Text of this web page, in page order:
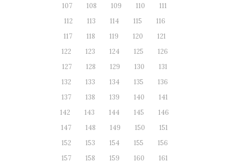
107
108 109 110
111
112
113 114 115
116
117
118 119 120
121
122
123 124 125
126
127
128 129 130
131
132
133 134 135
136
137
138 139 140
141
142
143 144 145
146
147
148 149 150
151
152
153 154 155
156
157
158 159 160
161